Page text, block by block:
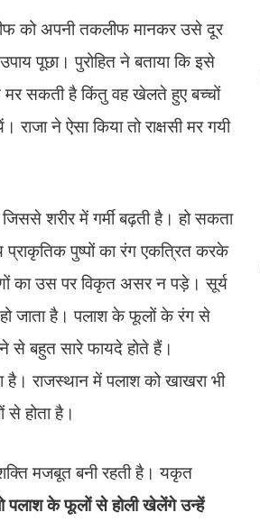
को अपनी तकलीफ मानकर उसे दूर
पूछा। पुरोहित ने बताया कि इसे
मर सकती है किंतु वह खेलते हुए बच्चों
ने ऐसा किया तो राक्षसी मर गयी
शरीर में गर्मी बढ़ती है। हो सकता
प्राकृतिक पुष्पों का रंग एकत्रित करके
का उस पर विकृत असर न पड़े। सूर्य
जाता है। पलाश के फूलों के रंग से
से बहुत सारे फायदे होते हैं।
राजस्थान में पलाश को खाखरा भी
होता है।
मजबूत बनी रहती है। यकृत
पलाश के फूलों से होली खेलेंगे उन्हें